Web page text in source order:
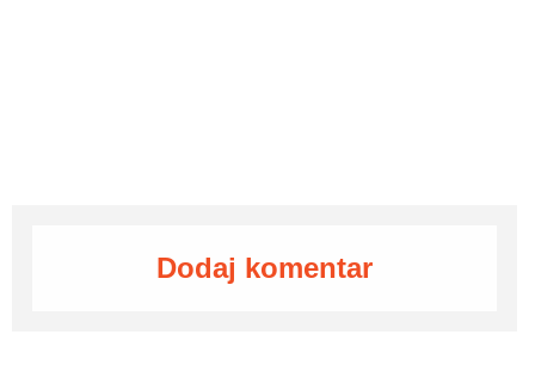
Dodaj komentar